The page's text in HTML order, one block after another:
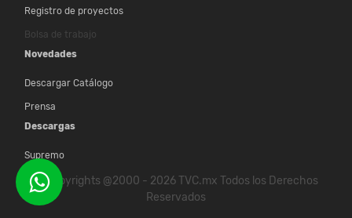
Registro de proyectos
Bolsa de trabajo
Novedades
Descargar Catálogo
Prensa
Descargas
Supremo
© Copyrights @2000 - 2026 TVC.mx Todos los Derechos
Reservados